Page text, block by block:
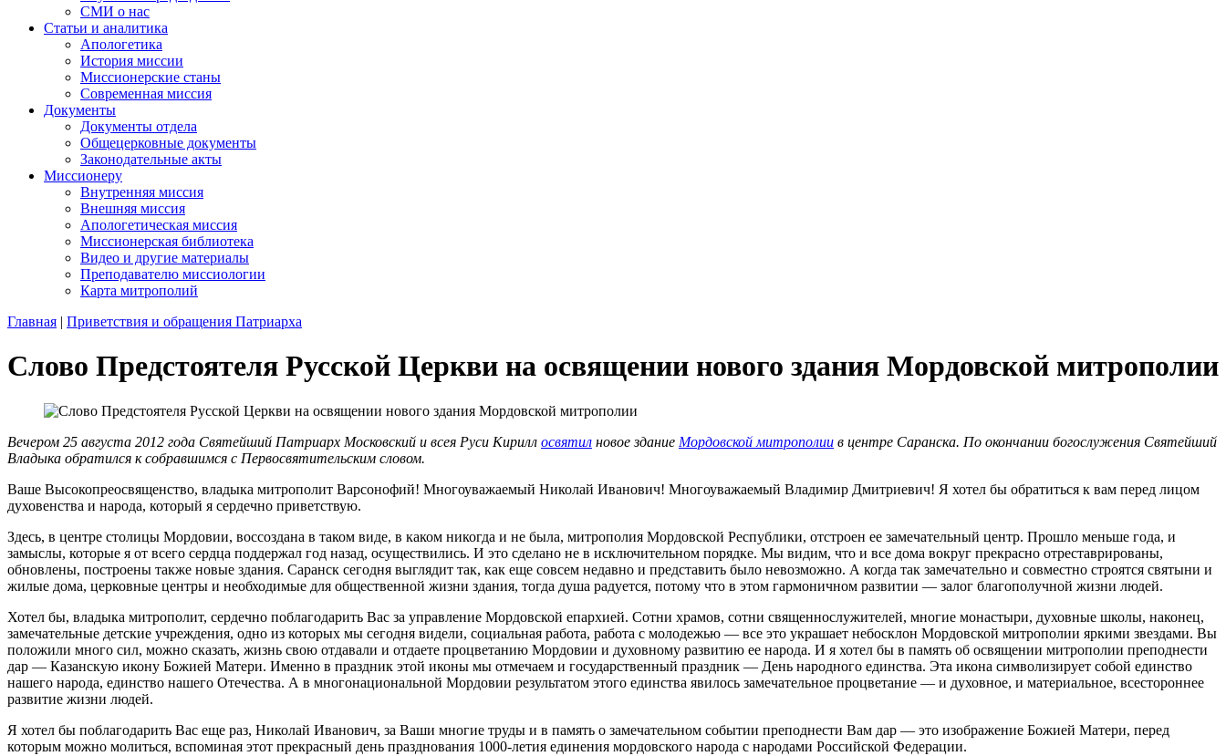
СМИ о нас
Статьи и аналитика
Апологетика
История миссии
Миссионерские станы
Современная миссия
Документы
Документы отдела
Общецерковные документы
Законодательные акты
Миссионеру
Внутренняя миссия
Внешняя миссия
Апологетическая миссия
Миссионерская библиотека
Видео и другие материалы
Преподавателю миссиологии
Карта митрополий
Главная | Приветствия и обращения Патриарха
Слово Предстоятеля Русской Церкви на освящении нового здания Мордовской митрополии
Вечером 25 августа 2012 года Святейший Патриарх Московский и всея Руси Кирилл освятил новое здание Мордовской митрополии в центре Саранска. По окончании богослужения Святейший
Владыка обратился к собравшимся с Первосвятительским словом.
Ваше Высокопреосвященство, владыка митрополит Варсонофий! Многоуважаемый Николай Иванович! Многоуважаемый Владимир Дмитриевич! Я хотел бы обратиться к вам перед лицом
духовенства и народа, который я сердечно приветствую.
Здесь, в центре столицы Мордовии, воссоздана в таком виде, в каком никогда и не была, митрополия Мордовской Республики, отстроен ее замечательный центр. Прошло меньше года, и
замыслы, которые я от всего сердца поддержал год назад, осуществились. И это сделано не в исключительном порядке. Мы видим, что и все дома вокруг прекрасно отреставрированы,
обновлены, построены также новые здания. Саранск сегодня выглядит так, как еще совсем недавно и представить было невозможно. А когда так замечательно и совместно строятся святыни и
жилые дома, церковные центры и необходимые для общественной жизни здания, тогда душа радуется, потому что в этом гармоничном развитии — залог благополучной жизни людей.
Хотел бы, владыка митрополит, сердечно поблагодарить Вас за управление Мордовской епархией. Сотни храмов, сотни священнослужителей, многие монастыри, духовные школы, наконец,
замечательные детские учреждения, одно из которых мы сегодня видели, социальная работа, работа с молодежью — все это украшает небосклон Мордовской митрополии яркими звездами. Вы
положили много сил, можно сказать, жизнь свою отдавали и отдаете процветанию Мордовии и духовному развитию ее народа. И я хотел бы в память об освящении митрополии преподнести
дар — Казанскую икону Божией Матери. Именно в праздник этой иконы мы отмечаем и государственный праздник — День народного единства. Эта икона символизирует собой единство
нашего народа, единство нашего Отечества. А в многонациональной Мордовии результатом этого единства явилось замечательное процветание — и духовное, и материальное, всестороннее
развитие жизни людей.
Я хотел бы поблагодарить Вас еще раз, Николай Иванович, за Ваши многие труды и в память о замечательном событии преподнести Вам дар — это изображение Божией Матери, перед
которым можно молиться, вспоминая этот прекрасный день празднования 1000-летия единения мордовского народа с народами Российской Федерации.